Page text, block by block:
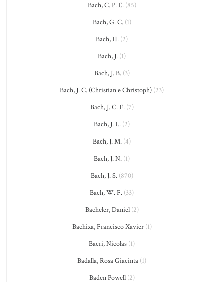
Bach, C. P. E.(85)
Bach, G. C.(1)
Bach, H. (2)
Bach, J. (1)
Bach, J. B.(3)
Bach, J. C. (Christian e Christoph) (23)
Bach, J. C. F.(7)
Bach, J. L. (2)
Bach, J. M. (4)
Bach, J. N. (1)
Bach, J. S.(870)
Bach, W. F. (33)
Bacheler, Daniel(2)
Bachixa, Francisco Xavier(1)
Bacri, Nicolas (1)
Badalla, Rosa Giacinta (1)
Baden Powell(2)